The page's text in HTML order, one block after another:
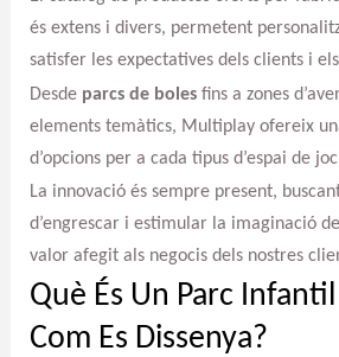
és extens i divers, permetent
satisfer les expectatives dels clients i
Desde parcs de bolesfins a zones
elements temàtics, Multiplay ofereix
d’opcions per a cada tipus d’espai de
La innovació és sempre present,
d’engrescar i estimular la imaginació
valor afegit als negocis dels nostres
Què És Un Parc
Com Es Dissenya?